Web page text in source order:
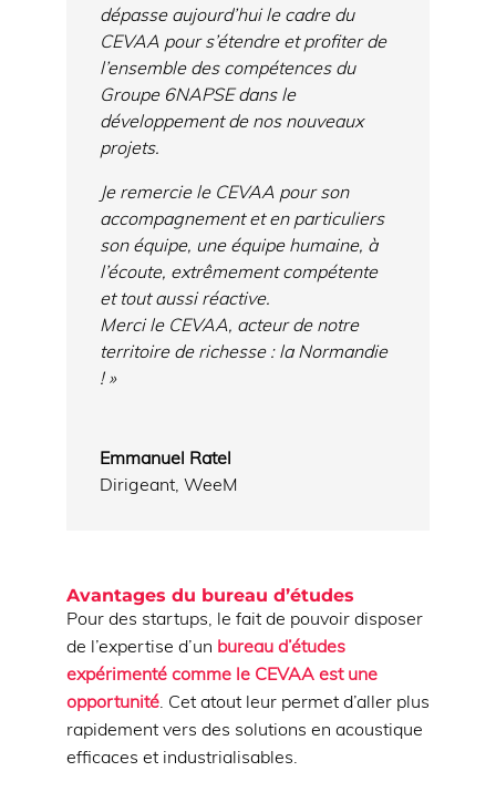
dépasse aujourd’hui le cadre du
CEVAA pour s’étendre et profiter de
l’ensemble des compétences du
Groupe 6NAPSE dans le
développement de nos nouveaux
projets.
Je remercie le CEVAA pour son
accompagnement et en particuliers
son équipe, une équipe humaine, à
l’écoute, extrêmement compétente
et tout aussi réactive.
Merci le CEVAA, acteur de notre
territoire de richesse : la Normandie
! »
Emmanuel Ratel
Dirigeant, WeeM
Avantages du bureau d’études
Pour des startups, le fait de pouvoir disposer
de l’expertise d’un bureau d’études
expérimenté comme le CEVAA est une
opportunité. Cet atout leur permet d’aller plus
rapidement vers des solutions en acoustique
efficaces et industrialisables.